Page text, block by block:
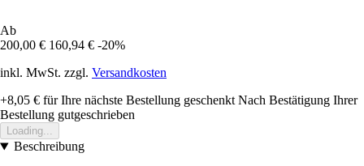
Ab
200,00 € 160,94 € -20%
inkl. MwSt. zzgl. Versandkosten
+8,05 € für Ihre nächste Bestellung geschenkt Nach Bestätigung Ihrer
Bestellung gutgeschrieben
Loading...
Beschreibung